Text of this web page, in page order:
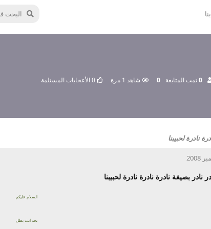
0تمت المتابعة 0 شاهد 1 مرة 0الأعجابات المستلمة
نادرة لحبيبنا
نادر بصيغة نادرة نادرة نادرة لحبيبنا
السلام عليكم
بجد انت بطل